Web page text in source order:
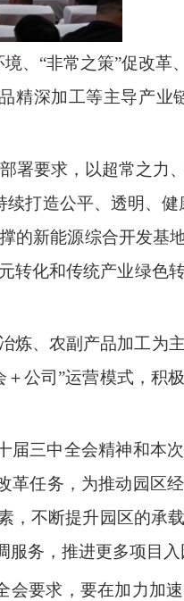
、“非常之策”促改革
精深加工等主导产业
署要求，以超常之力
打造公平、透明、
的新能源综合开发基
转化和传统产业绿色
炼、农副产品加工为
公司”运营模式，积
三中全会精神和本
革任务，为推动园区
，不断提升园区的承
务，推进更多项目入
会要求，要在加力加